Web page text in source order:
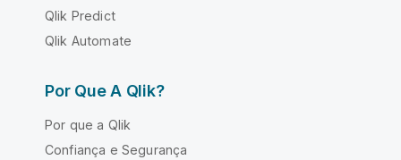
Qlik Predict
Qlik Automate
Por Que A Qlik?
Por que a Qlik
Confiança e Segurança